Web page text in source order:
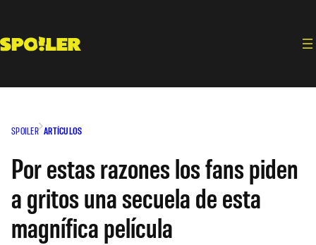
contenido
SPOILER ARTÍCULOS
Por estas razones los fans piden
a gritos una secuela de esta
magnífica película